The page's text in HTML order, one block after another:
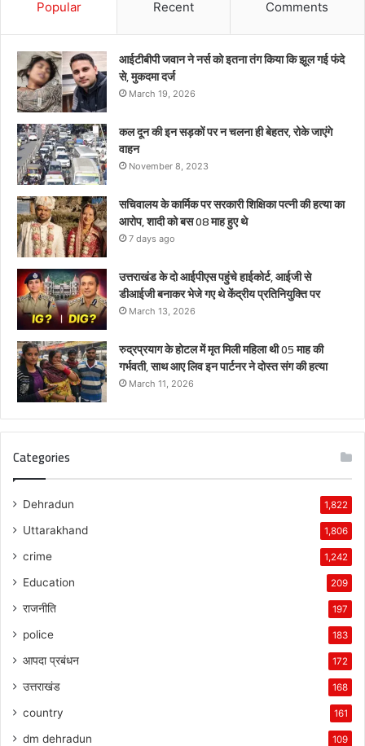
08
Popular Recent Comments
आईटीबीपी जवान ने नर्स को इतना तंग किया कि झूल गई फंदे
से, मुकदमा दर्ज
March 19, 2026
कल दून की इन सड़कों पर न चलना ही बेहतर, रोके जाएंगे
वाहन
November 8, 2023
सचिवालय के कार्मिक पर सरकारी शिक्षिका पत्नी की हत्या का
आरोप, शादी को बस 08 माह हुए थे
7 days ago
उत्तराखंड के दो आईपीएस पहुंचे हाईकोर्ट, आईजी से
डीआईजी बनाकर भेजे गए थे केंद्रीय प्रतिनियुक्ति पर
March 13, 2026
रुद्रप्रयाग के होटल में मृत मिली महिला थी 05 माह की
गर्भवती, साथ आए लिव इन पार्टनर ने दोस्त संग की हत्या
March 11, 2026
Categories
Dehradun 1,822
Uttarakhand 1,806
crime 1,242
Education 209
राजनीति 197
police 183
आपदा प्रबंधन 172
उत्तराखंड 168
country 161
dm dehradun 109